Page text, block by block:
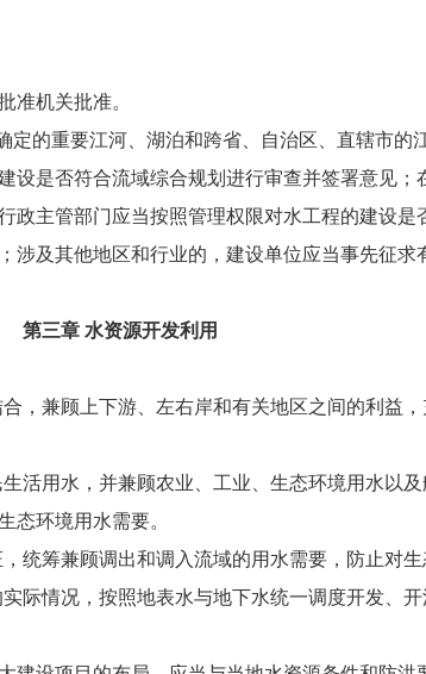
机关批准。
的重要江河、湖泊和跨省、自治区、直辖市的
设是否符合流域综合规划进行审查并签署意见
政主管部门应当按照管理权限对水工程的建设
涉及其他地区和行业的，建设单位应当事先征求
第三章 水资源开发利用
兼顾上下游、左右岸和有关地区之间的利益
用水，并兼顾农业、工业、生态环境用水以及
环境用水需要。
筹兼顾调出和调入流域的用水需要，防止对生
情况，按照地表水与地下水统一调度开发、